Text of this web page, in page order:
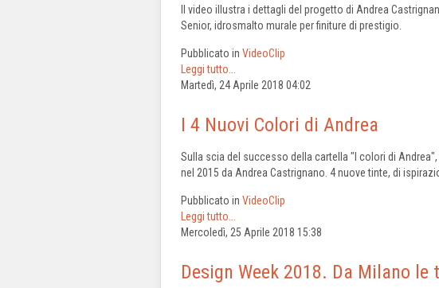
Il video illustra i dettagli del progetto di Andrea
Senior, idrosmalto murale per finiture di prestigio.
Pubblicato in VideoClip
Leggi tutto...
Martedì, 24 Aprile 2018 04:02
I 4 Nuovi Colori di Andrea
Sulla scia del successo della cartella "I colori di
nel 2015 da Andrea Castrignano. 4 nuove tinte, di
Pubblicato in VideoClip
Leggi tutto...
Mercoledì, 25 Aprile 2018 15:38
Design Week 2018. Da Milano le